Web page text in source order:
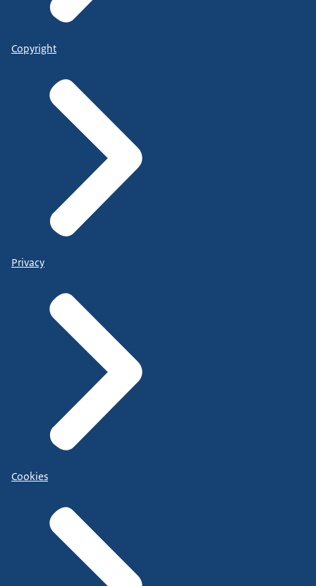
Copyright
Privacy
Cookies